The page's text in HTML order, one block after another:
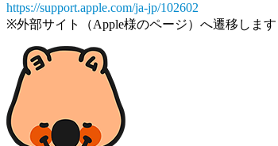
https://support.apple.com/ja-jp/102602
※外部サイト（Apple様のページ）へ遷移します